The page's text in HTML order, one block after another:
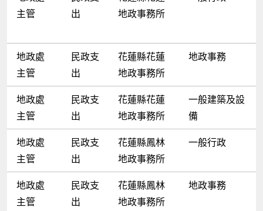
主管
出
地政事務所
地政處
主管
民政支
出
花蓮縣花蓮
地政事務所
地政事務
地政處
主管
民政支
出
花蓮縣花蓮
地政事務所
一般建築及設
備
地政處
主管
民政支
出
花蓮縣鳳林
地政事務所
一般行政
地政處
主管
民政支
出
花蓮縣鳳林
地政事務所
地政事務